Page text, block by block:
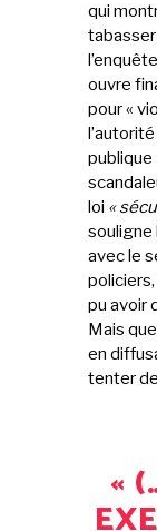
qui
ouvre
pour «
publique
loi «
souligne
avec le
pu avoir
Mais
en
tenter
«